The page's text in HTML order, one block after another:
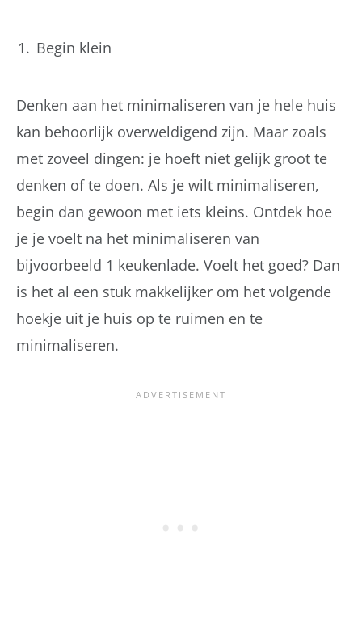
Begin klein
Denken aan het minimaliseren van je hele huis
kan behoorlijk overweldigend zijn. Maar zoals
met zoveel dingen: je hoeft niet gelijk groot te
denken of te doen. Als je wilt minimaliseren,
begin dan gewoon met iets kleins. Ontdek hoe
je je voelt na het minimaliseren van
bijvoorbeeld 1 keukenlade. Voelt het goed? Dan
is het al een stuk makkelijker om het volgende
hoekje uit je huis op te ruimen en te
minimaliseren.